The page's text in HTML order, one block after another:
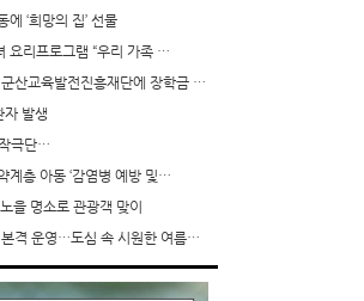
‘희망의 집’ 선물
요리프로그램 “우리 가족 …
산교육발전진흥재단에 장학금 …
자 발생
극단…
계층 아동 ‘감염병 예방 및…
을 명소로 관광객 맞이
격 운영…도심 속 시원한 여름…